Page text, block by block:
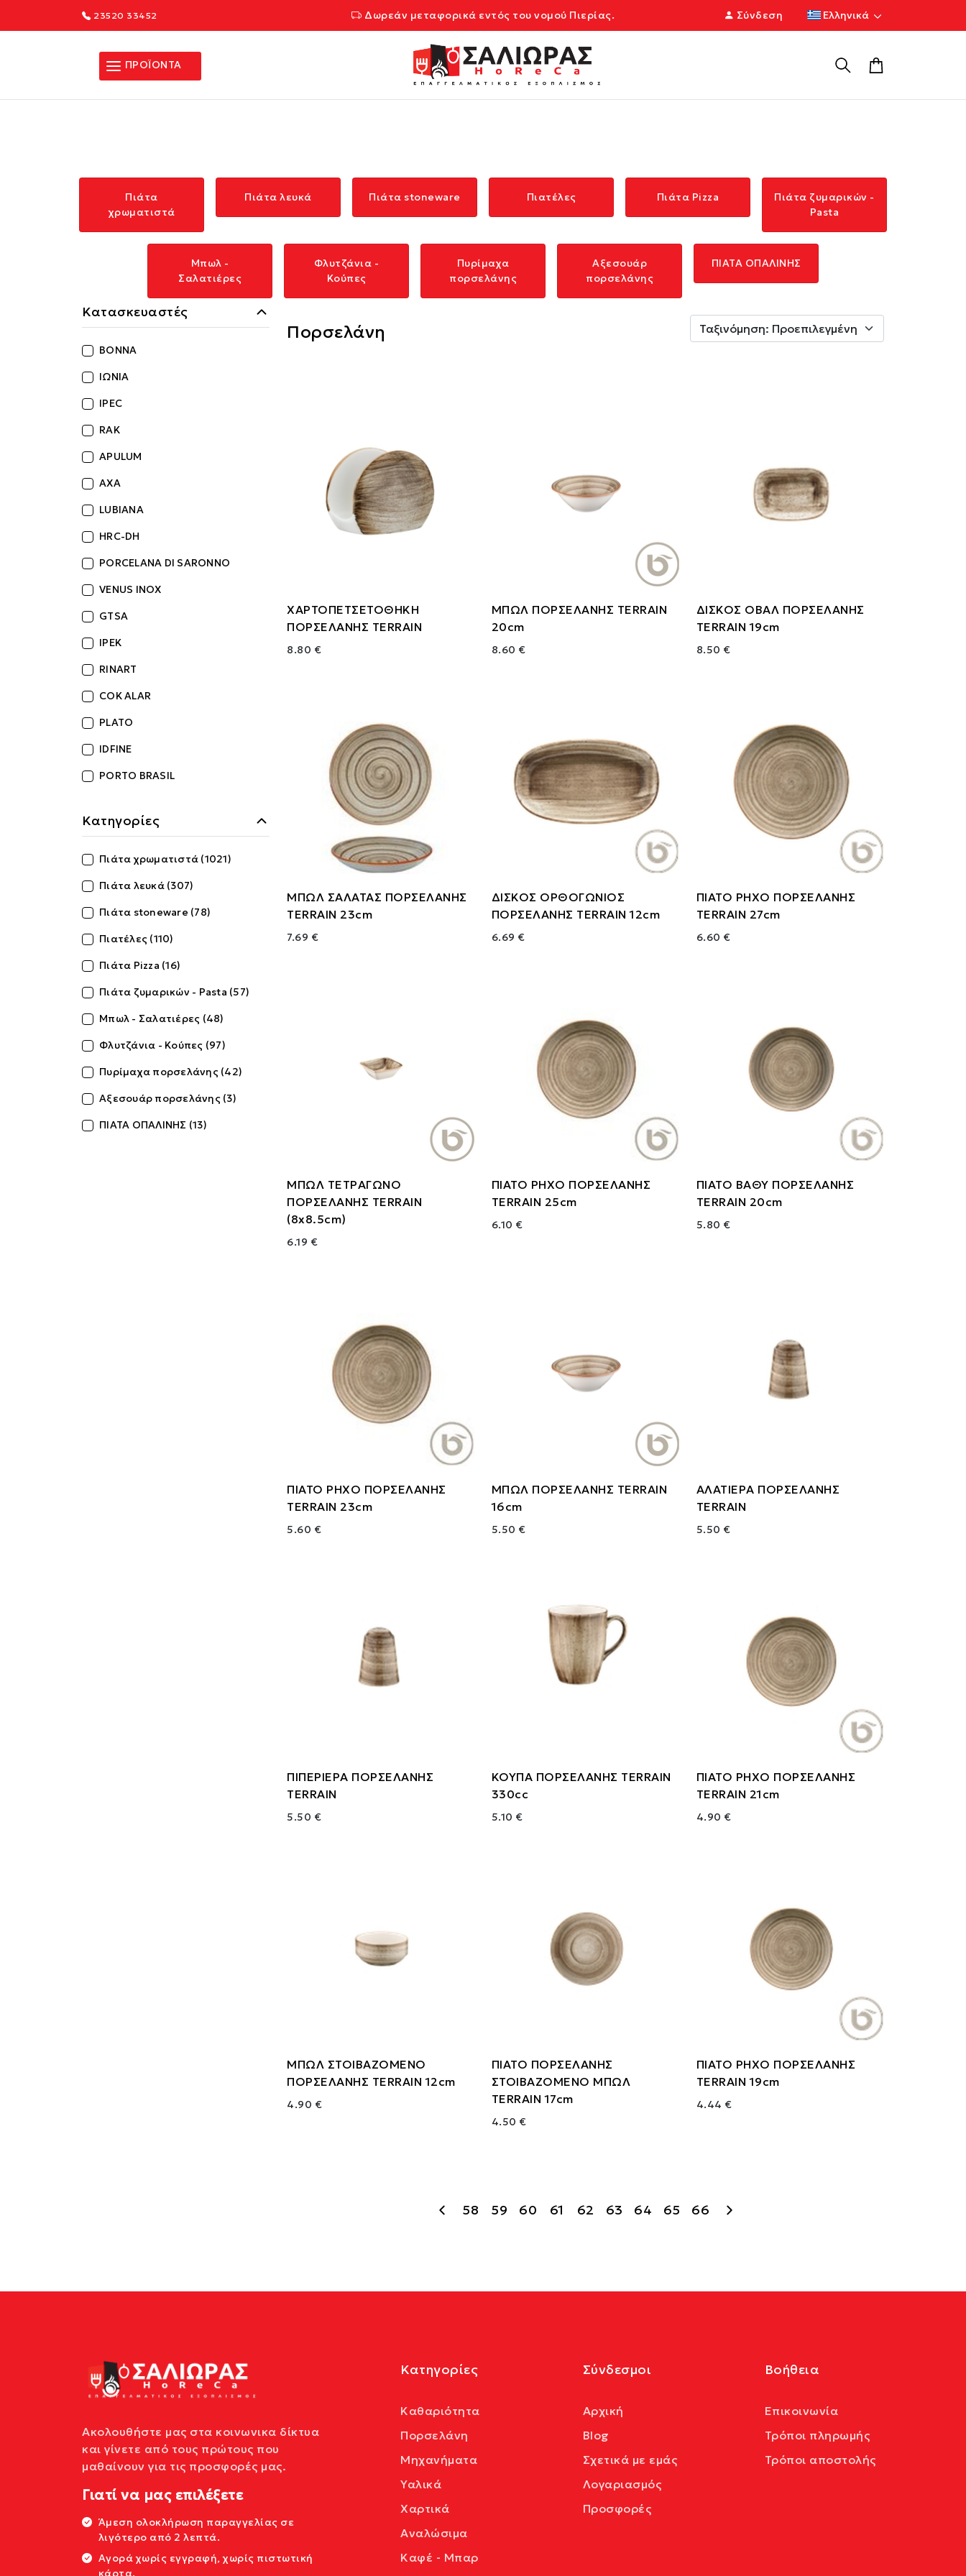
23520 33452 Δωρεάν μεταφορικά εντός του νομού Πιερίας. Σύνδεση Ελληνικά
ΠΡΟΪΟΝΤΑ
Πιάτα
χρωματιστά
Πιάτα λευκά Πιάτα stoneware Πιατέλες Πιάτα Pizza
Πιάτα ζυμαρικών -
Pasta
Μπωλ -
Σαλατιέρες
Φλυτζάνια -
Κούπες
Πυρίμαχα
πορσελάνης
Αξεσουάρ
πορσελάνης
ΠΙΑΤΑ ΟΠΑΛΙΝΗΣ
Πορσελάνη
ΧΑΡΤΟΠΕΤΣΕΤΟΘΗΚΗ
ΠΟΡΣΕΛΑΝΗΣ TERRAIN
8.80 €
ΜΠΩΛ ΠΟΡΣΕΛΑΝΗΣ TERRAIN
20cm
8.60 €
ΔΙΣΚΟΣ ΟΒΑΛ ΠΟΡΣΕΛΑΝΗΣ
TERRAIN 19cm
8.50 €
ΜΠΩΛ ΣΑΛΑΤΑΣ ΠΟΡΣΕΛΑΝΗΣ
TERRAIN 23cm
7.69 €
ΔΙΣΚΟΣ ΟΡΘΟΓΩΝΙΟΣ
ΠΟΡΣΕΛΑΝΗΣ TERRAIN 12cm
6.69 €
ΠΙΑΤΟ ΡΗΧΟ ΠΟΡΣΕΛΑΝΗΣ
TERRAIN 27cm
6.60 €
ΜΠΩΛ ΤΕΤΡΑΓΩΝΟ
ΠΟΡΣΕΛΑΝΗΣ TERRAIN
(8x8.5cm)
6.19 €
ΠΙΑΤΟ ΡΗΧΟ ΠΟΡΣΕΛΑΝΗΣ
TERRAIN 25cm
6.10 €
ΠΙΑΤΟ ΒΑΘΥ ΠΟΡΣΕΛΑΝΗΣ
TERRAIN 20cm
5.80 €
ΠΙΑΤΟ ΡΗΧΟ ΠΟΡΣΕΛΑΝΗΣ
TERRAIN 23cm
5.60 €
ΜΠΩΛ ΠΟΡΣΕΛΑΝΗΣ TERRAIN
16cm
5.50 €
ΑΛΑΤΙΕΡΑ ΠΟΡΣΕΛΑΝΗΣ
TERRAIN
5.50 €
ΠΙΠΕΡΙΕΡΑ ΠΟΡΣΕΛΑΝΗΣ
TERRAIN
5.50 €
ΚΟΥΠΑ ΠΟΡΣΕΛΑΝΗΣ TERRAIN
330cc
5.10 €
ΠΙΑΤΟ ΡΗΧΟ ΠΟΡΣΕΛΑΝΗΣ
TERRAIN 21cm
4.90 €
ΜΠΩΛ ΣΤΟΙΒΑΖΟΜΕΝΟ
ΠΟΡΣΕΛΑΝΗΣ TERRAIN 12cm
4.90 €
ΠΙΑΤΟ ΠΟΡΣΕΛΑΝΗΣ
ΣΤΟΙΒΑΖΟΜΕΝΟ ΜΠΩΛ
TERRAIN 17cm
4.50 €
ΠΙΑΤΟ ΡΗΧΟ ΠΟΡΣΕΛΑΝΗΣ
TERRAIN 19cm
4.44 €
58 59 60 61 62 63 64 65 66
Κατασκευαστές
BONNA
ΙΩΝΙΑ
IPEC
RAK
APULUM
AXA
LUBIANA
HRC-DH
PORCELANA DI SARONNO
VENUS INOX
GTSA
IPEK
RINART
COK ALAR
PLATO
IDFINE
PORTO BRASIL
Κατηγορίες
Πιάτα χρωματιστά (1021)
Πιάτα λευκά (307)
Πιάτα stoneware (78)
Πιατέλες (110)
Πιάτα Pizza (16)
Πιάτα ζυμαρικών - Pasta (57)
Μπωλ - Σαλατιέρες (48)
Φλυτζάνια - Κούπες (97)
Πυρίμαχα πορσελάνης (42)
Αξεσουάρ πορσελάνης (3)
ΠΙΑΤΑ ΟΠΑΛΙΝΗΣ (13)
Ακολουθήστε μας στα κοινωνικα δίκτυα
και γίνετε από τους πρώτους που
μαθαίνουν για τις προσφορές μας.
Γιατί να μας επιλέξετε
Άμεση ολοκλήρωση παραγγελίας σε
λιγότερο από 2 λεπτά.
Αγορά χωρίς εγγραφή, χωρίς πιστωτική
κάρτα.
Κατηγορίες
Καθαριότητα
Πορσελάνη
Μηχανήματα
Υαλικά
Χαρτικά
Αναλώσιμα
Καφέ - Μπαρ
Σύνδεσμοι
Αρχική
Blog
Σχετικά με εμάς
Λογαριασμός
Προσφορές
Βοήθεια
Επικοινωνία
Τρόποι πληρωμής
Τρόποι αποστολής